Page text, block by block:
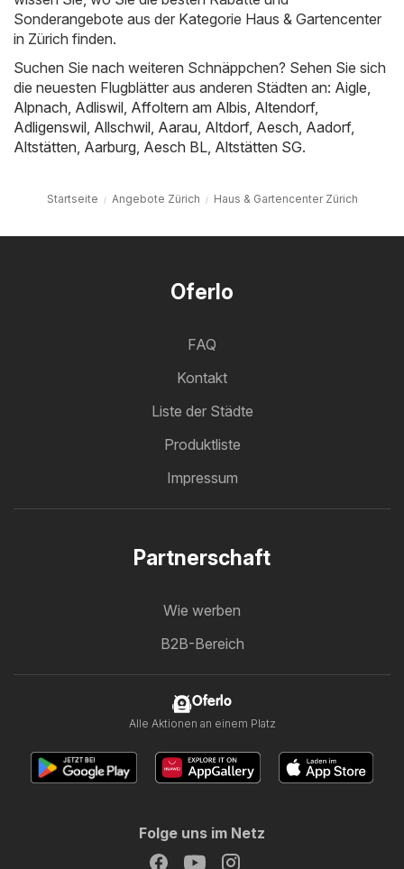
Sonderangebote aus der Kategorie Haus & Gartencenter
in Zürich finden.
Suchen Sie nach weiteren Schnäppchen? Sehen Sie sich
die neuesten Flugblätter aus anderen Städten an: Aigle
Alpnach Adliswil Affoltern am Albis Altendorf,
Adligenswil Allschwil Aarau Altdorf, Aesch Aadorf,
Altstätten Aarburg Aesch BL Altstätten SG.
Startseite Angebote Zürich Haus & Gartencenter Zürich
Oferlo
FAQ
Kontakt
Liste der Städte
Produktliste
Impressum
Partnerschaft
Wie werben
B2B-Bereich
Oferlo
Alle Aktionen an einem Platz
Folge uns im Netz